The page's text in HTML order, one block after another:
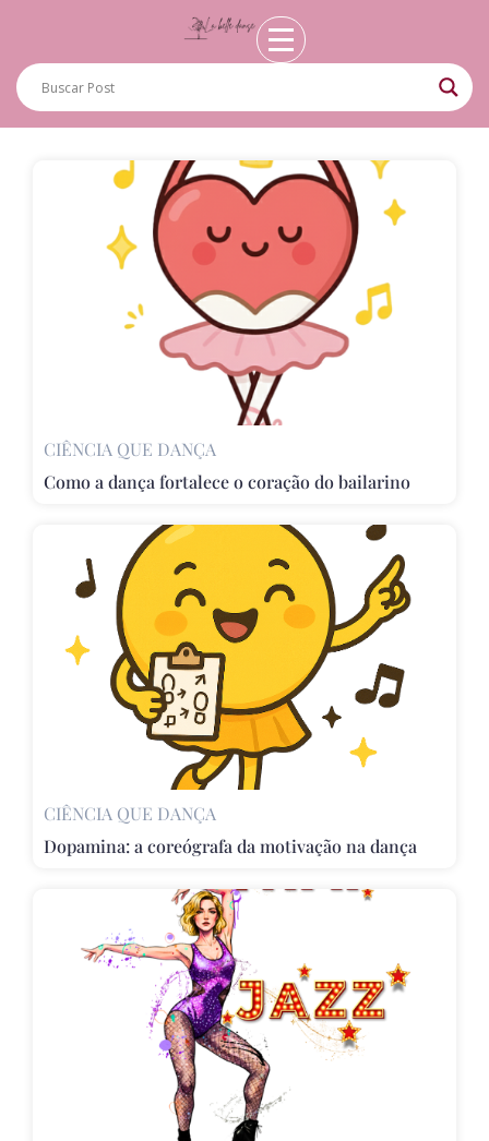
CIÊNCIA QUE DANÇA
Como a dança fortalece o coração do bailarino
CIÊNCIA QUE DANÇA
Dopamina: a coreógrafa da motivação na dança